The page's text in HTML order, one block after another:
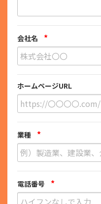
会社名 *
ホームページURL
業種 *
電話番号 *